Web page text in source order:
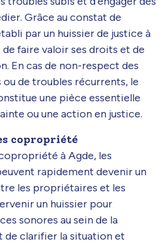
Grâce au constat de
par un huissier de justice à
faire valoir ses droits et de
En cas de non-respect des
de troubles récurrents, le
une pièce essentielle
ou une action en justice.
copropriété
à Agde, les
rapidement devenir un
les propriétaires et les
un huissier pour
sonores au sein de la
clarifier la situation et